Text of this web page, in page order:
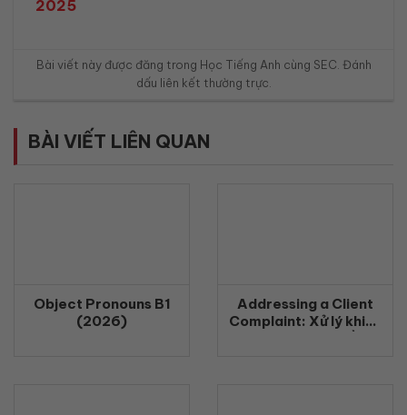
2025
Bài viết này được đăng trong Học Tiếng Anh cùng SEC. Đánh
dấu liên kết thường trực.
BÀI VIẾT LIÊN QUAN
Object Pronouns B1
(2026)
Addressing a Client
Complaint: Xử lý khiếu